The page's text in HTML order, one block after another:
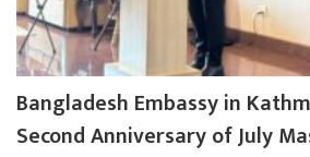
Bangladesh Embassy in
Second Anniversary of July